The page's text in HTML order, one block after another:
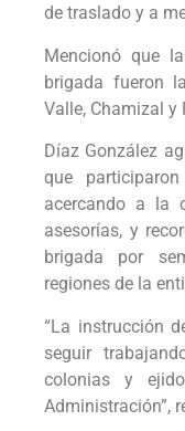
de traslado y a
Mencionó que
brigada fueron
Valle, Chamizal y
Díaz González
que
acercando a la
asesorías, y
brigada por
regiones de la
“La instrucción
seguir
colonias y
Administración”,